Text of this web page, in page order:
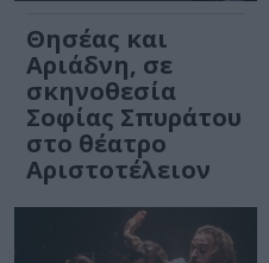
Θησέας και
Αριάδνη, σε
σκηνοθεσία
Σοφίας Σπυράτου
στο θέατρο
Αριστοτέλειον